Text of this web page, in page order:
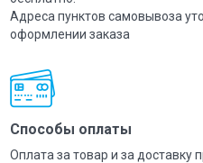
Адреса пунктов самовывоза
оформлении заказа
Способы оплаты
Оплата за товар и за доставку